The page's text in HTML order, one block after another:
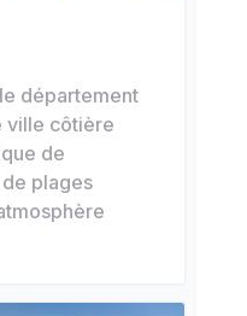
département
ville côtière
de
plages